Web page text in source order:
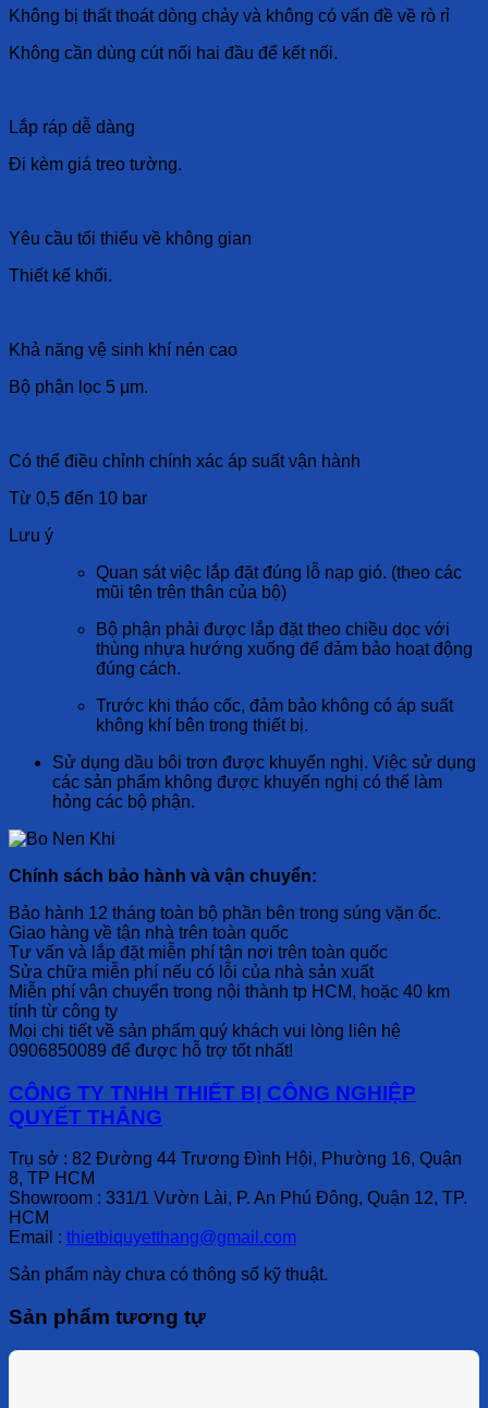
Không bị thất thoát dòng chảy và không có vấn đề về rò rỉ
Không cần dùng cút nối hai đầu để kết nối.
Lắp ráp dễ dàng
Đi kèm giá treo tường.
Yêu cầu tối thiểu về không gian
Thiết kế khối.
Khả năng vệ sinh khí nén cao
Bộ phận lọc 5 μm.
Có thể điều chỉnh chính xác áp suất vận hành
Từ 0,5 đến 10 bar
Lưu ý
Quan sát việc lắp đặt đúng lỗ nạp gió. (theo các
mũi tên trên thân của bộ)
Bộ phận phải được lắp đặt theo chiều dọc với
thùng nhựa hướng xuống để đảm bảo hoạt động
đúng cách.
Trước khi tháo cốc, đảm bảo không có áp suất
không khí bên trong thiết bị.
Sử dụng dầu bôi trơn được khuyến nghị. Việc sử dụng
các sản phẩm không được khuyến nghị có thể làm
hỏng các bộ phận.
Chính sách bảo hành và vận chuyển:
Bảo hành 12 tháng toàn bộ phần bên trong súng vặn ốc.
Giao hàng về tận nhà trên toàn quốc
Tư vấn và lắp đặt miễn phí tận nơi trên toàn quốc
Sửa chữa miễn phí nếu có lỗi của nhà sản xuất
Miễn phí vận chuyển trong nội thành tp HCM, hoặc 40 km
tính từ công ty
Mọi chi tiết về sản phẩm quý khách vui lòng liên hệ
0906850089 để được hỗ trợ tốt nhất!
CÔNG TY TNHH THIẾT BỊ CÔNG NGHIỆP
QUYẾT THẮNG
Trụ sở : 82 Đường 44 Trương Đình Hội, Phường 16, Quận
8, TP HCM
Showroom : 331/1 Vườn Lài, P. An Phú Đông, Quận 12, TP.
HCM
Email : thietbiquyetthang@gmail.com
Sản phẩm này chưa có thông số kỹ thuật.
Sản phẩm tương tự